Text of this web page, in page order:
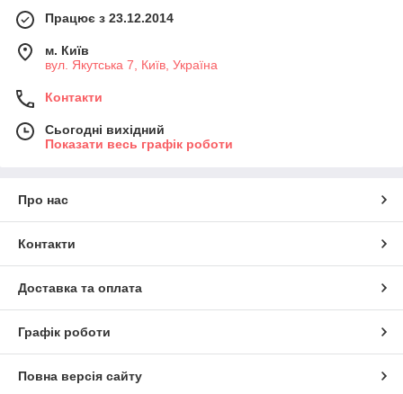
Працює з 23.12.2014
м. Київ
вул. Якутська 7, Київ, Україна
Контакти
Сьогодні вихідний
Показати весь графік роботи
Про нас
Контакти
Доставка та оплата
Графік роботи
Повна версія сайту